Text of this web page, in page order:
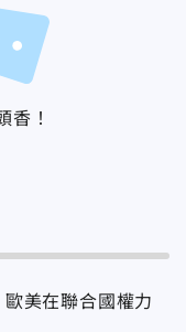
香！
美在聯合國權力